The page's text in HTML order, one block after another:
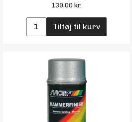
139,00 kr.
Tilføj til kurv